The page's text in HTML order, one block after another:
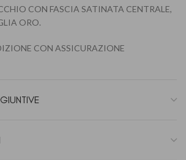
CON FASCIA SATINATA CENTRALE,
ORO.
CON ASSICURAZIONE